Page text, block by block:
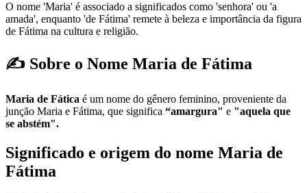
O nome 'Maria' é associado a significados como 'senhora' ou 'a
amada', enquanto 'de Fátima' remete à beleza e importância da figura
de Fátima na cultura e religião.
✍️ Sobre o Nome Maria de Fátima
Maria de Fática é um nome do gênero feminino, proveniente da
junção Maria e Fátima, que significa “amargura" e "aquela que
se abstém".
Significado e origem do nome Maria de
Fátima